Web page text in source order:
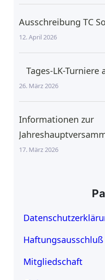
Ausschreibung TC
12. April 2026
Tages-LK-Turniere
26. März 2026
Informationen zur
17. März 2026
Haftungsausschluß
Mitgliedschaft